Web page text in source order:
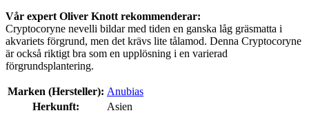
Vår expert Oliver Knott rekommenderar:
Cryptocoryne nevelli bildar med tiden en ganska låg gräsmatta i
akvariets förgrund, men det krävs lite tålamod. Denna Cryptocoryne
är också riktigt bra som en upplösning i en varierad
förgrundsplantering.
Marken (Hersteller): Anubias
Herkunft:
Asien